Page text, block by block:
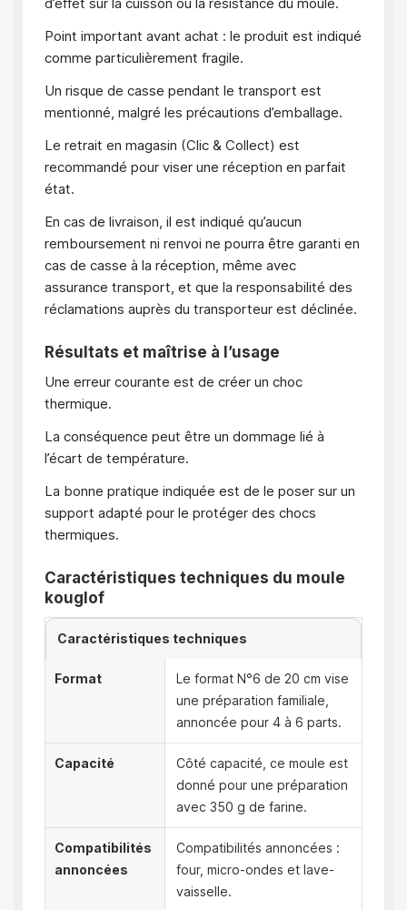
Point important avant achat : le produit est indiqué
comme particulièrement fragile.
Un risque de casse pendant le transport est
mentionné, malgré les précautions d’emballage.
Le retrait en magasin (Clic & Collect) est
recommandé pour viser une réception en parfait
état.
En cas de livraison, il est indiqué qu’aucun
remboursement ni renvoi ne pourra être garanti en
cas de casse à la réception, même avec
assurance transport, et que la responsabilité des
réclamations auprès du transporteur est déclinée.
Résultats et maîtrise à l’usage
Une erreur courante est de créer un choc
thermique.
La conséquence peut être un dommage lié à
l’écart de température.
La bonne pratique indiquée est de le poser sur un
support adapté pour le protéger des chocs
thermiques.
Caractéristiques techniques du moule
kouglof
Caractéristiques techniques
Format
Le format N°6 de 20 cm vise
une préparation familiale,
annoncée pour 4 à 6 parts.
Capacité
Côté capacité, ce moule est
donné pour une préparation
avec 350 g de farine.
Compatibilités
annoncées
Compatibilités annoncées :
four, micro-ondes et lave-
vaisselle.